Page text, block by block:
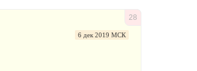
28
6 дек 2019 МСК